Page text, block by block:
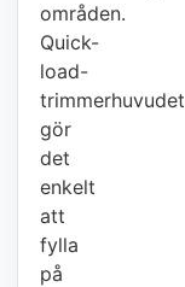
områden.
Quick-
load-
trimmerhuvudet
gör
det
enkelt
att
fylla
på